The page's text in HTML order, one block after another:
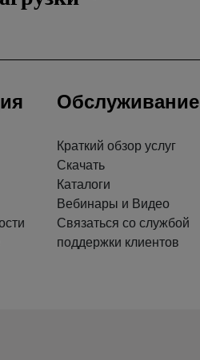
Обслуживание
Краткий обзор услуг
Скачать
Каталоги
Вебинары и Видео
Связаться со службой
поддержки клиентов